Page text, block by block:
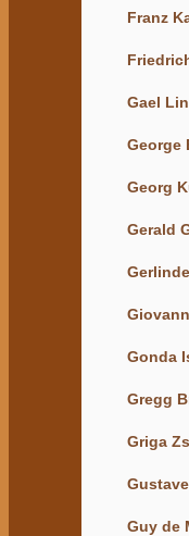
Franz
Gael
George
Georg
Gerald
Gonda
Gregg
Griga
Guy de